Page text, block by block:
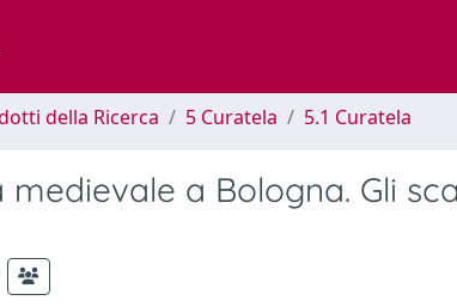
della Ricerca 5 Curatela 5.1 Curatela
medievale a Bologna. Gli